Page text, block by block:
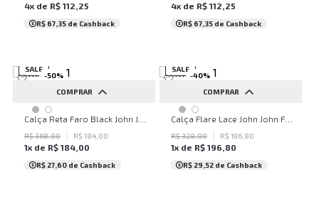
4x de R$ 112,25
R$ 67,35 de Cashback
...
4x de R$ 112,25
R$ 67,35 de Cashback
SALE
-50%
COMPRAR
32 34 36 38
40
42
46 48
...
R$368,00 R$ 184 00
1x de R$ 184,00
R$ 27,60 de Cashback
SALE
-40%
COMPRAR
PP P M G GG
R$328,00 R$ 196 80
1x de R$ 196,80
R$ 29,52 de Cashback